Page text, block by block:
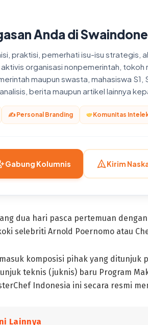
Anda di
praktisi, pemerhati isu-isu strategis,
organisasi nonpemerintah, tokoh
maupun swasta, mahasiswa S1,
berita maupun artikel lainnya
✍️ Personal Branding Komunitas
Gabung Kolumnis Kirim
dua hari pasca pertemuan
selebriti Arnold Poernomo atau
komposisi pihak yang ditunjuk
teknis (juknis) baru Program
Indonesia ini secara resmi
Lainnya